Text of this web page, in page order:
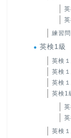
練習
英検1級
英検
英検
英検
英検1
英検